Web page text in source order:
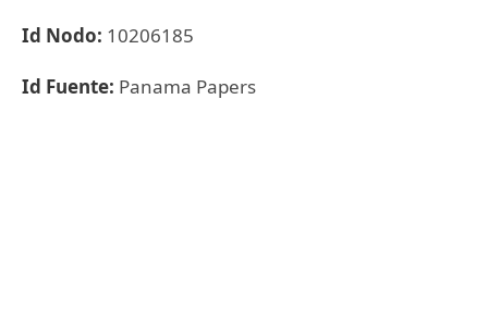
Id Nodo: 10206185
Id Fuente: Panama Papers